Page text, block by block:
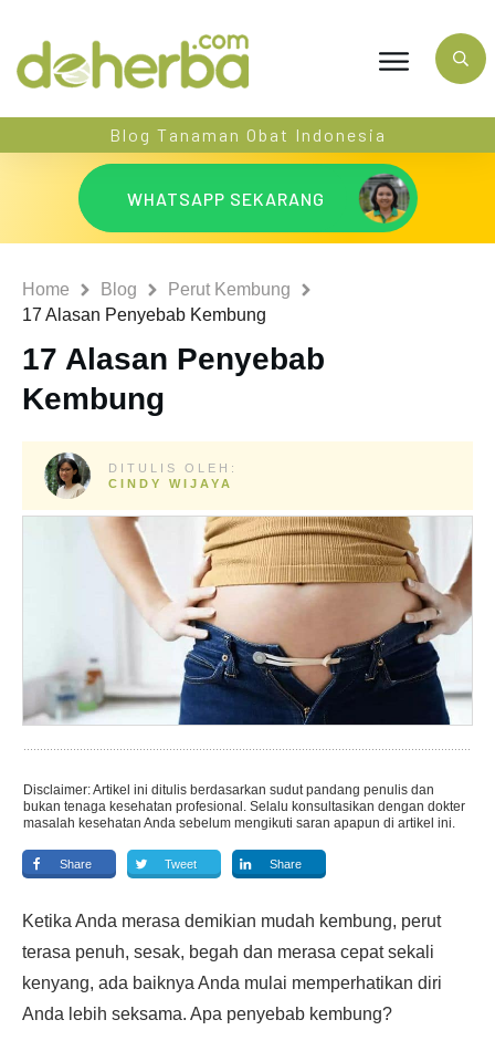
Blog Tanaman Obat Indonesia
WHATSAPP SEKARANG
Home Blog
Perut Kembung
17 Alasan Penyebab Kembung
17 Alasan Penyebab
Kembung
DITULIS OLEH:
CINDY WIJAYA
Disclaimer: Artikel ini ditulis berdasarkan sudut pandang penulis dan
bukan tenaga kesehatan profesional. Selalu konsultasikan dengan dokter
masalah kesehatan Anda sebelum mengikuti saran apapun di artikel ini.
Share Tweet Share
Ketika Anda merasa demikian mudah kembung, perut
terasa penuh, sesak, begah dan merasa cepat sekali
kenyang, ada baiknya Anda mulai memperhatikan diri
Anda lebih seksama. Apa penyebab kembung?